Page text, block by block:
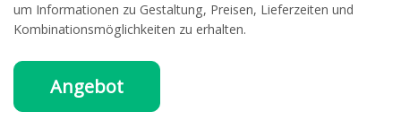
um Informationen zu Gestaltung, Preisen, Lieferzeiten und
Kombinationsmöglichkeiten zu erhalten.
Angebot